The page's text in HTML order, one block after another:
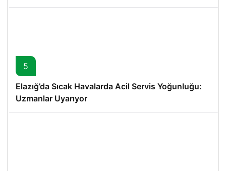
5
Elazığ’da Sıcak Havalarda Acil Servis Yoğunluğu:
Uzmanlar Uyarıyor